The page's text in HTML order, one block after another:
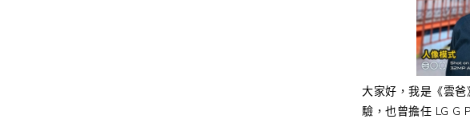
大家好，我是《雲
驗，也曾擔任 LG G